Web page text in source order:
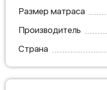
Размер матраса
Производитель
Страна